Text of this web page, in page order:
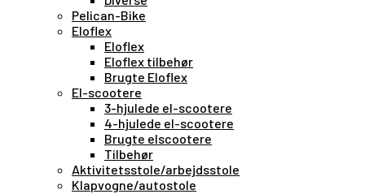
Pelican-Bike
Eloflex
Eloflex
Eloflex tilbehør
Brugte Eloflex
El-scootere
3-hjulede el-scootere
4-hjulede el-scootere
Brugte elscootere
Tilbehør
Aktivitetsstole/arbejdsstole
Klapvogne/autostole